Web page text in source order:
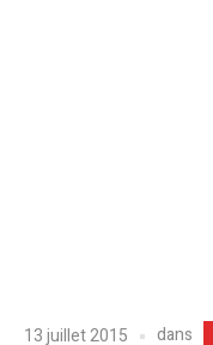
13 juillet 2015 dans